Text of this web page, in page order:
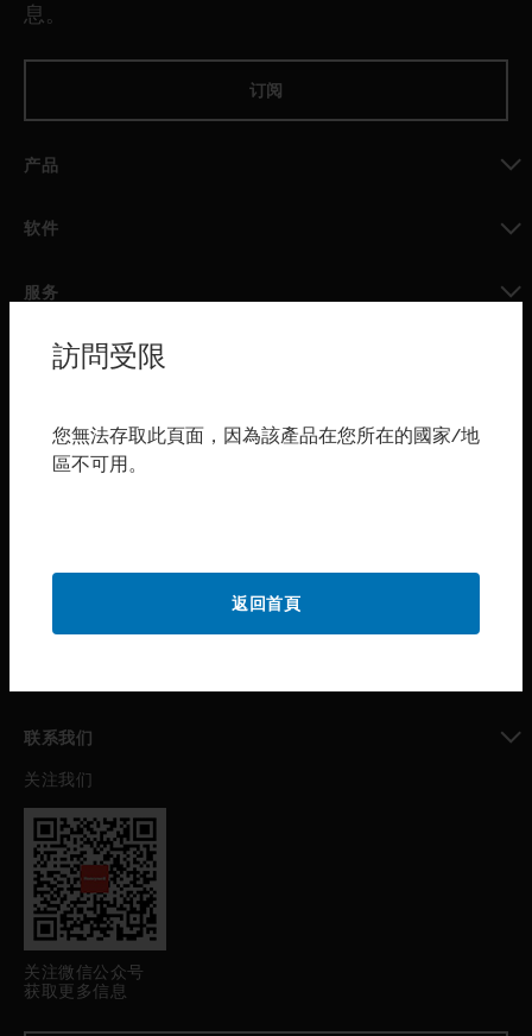
息。
订阅
产品
软件
服务
toggle view
行业
toggle view
联系我们
toggle view
关注我们
关注微信公众号
获取更多信息
訪問受限
您無法存取此頁面，因為該產品在您所在的國家/地
區不可用。
返回首頁